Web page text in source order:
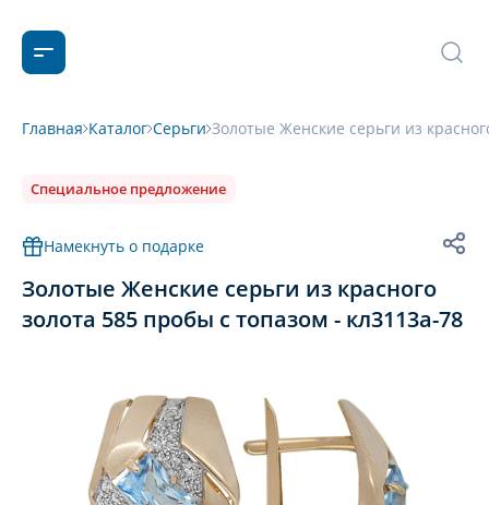
Главная Каталог Серьги Золотые Женские серьги из
Специальное предложение
Намекнуть о подарке
Золотые Женские серьги из красного
золота 585 пробы с топазом - кл3113а-78